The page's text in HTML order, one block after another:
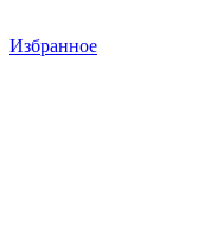
Избранное